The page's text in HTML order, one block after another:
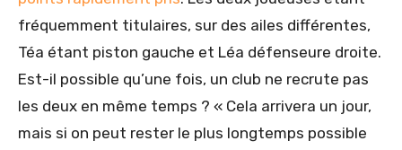
fréquemment titulaires, sur des ailes différentes,
Téa étant piston gauche et Léa défenseure droite.
Est-il possible qu’une fois, un club ne recrute pas
les deux en même temps ? « Cela arrivera un jour,
mais si on peut rester le plus longtemps possible